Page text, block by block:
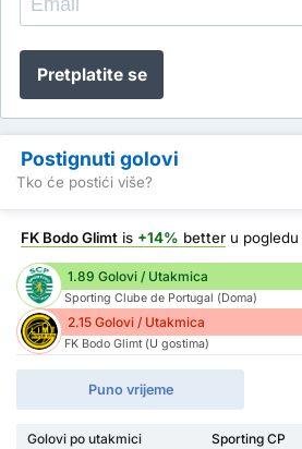
Pretplatite se
Postignuti golovi
Tko će postići više?
FK Bodo Glimt is +14% better u pogledu
1.89 Golovi / Utakmica
Sporting Clube de Portugal (Doma)
2.15 Golovi / Utakmica
FK Bodo Glimt (U gostima)
Puno vrijeme
Golovi po utakmici Sporting CP